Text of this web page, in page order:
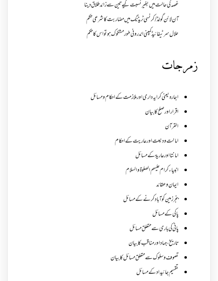
غصہ کی حالت میں بغیر نسبت کیے تین سے زائد طلاق دینا
آن لائن گولڈ /کرنسی ٹریڈنگ میں مضاربت کا شرعی حکم
حلال سرٹیفائیڈ کمپنی اندرونی طور مشکوک ہو تو اس کا حکم
زمرجات
اجارہ یعنی کرایہ داری اور ملازمت کے احکام و مسائل
اقرار اور صلح کا بیان
القرآن
امانت ودیعت اورعاریت کے احکام
امانتا اور عاریة کے مسائل
انبیاء کرام علیہم الصلوۃ والسلام
ایمان وعقائد
بنجر زمین کو آباد کرنے کے مسائل
پاکی کے مسائل
پانی کی باری سے متعلق مسائل
تاریخ،جہاد اور مناقب کا بیان
تصوف و سلوک سے متعلق مسائل کا بیان
تقسیم جائیداد کے مسائل